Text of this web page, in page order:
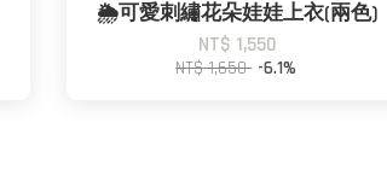
🌦️可愛刺繡花朵娃娃上衣(兩色)
NT$ 1,550
NT$ 1,650 -6.1%